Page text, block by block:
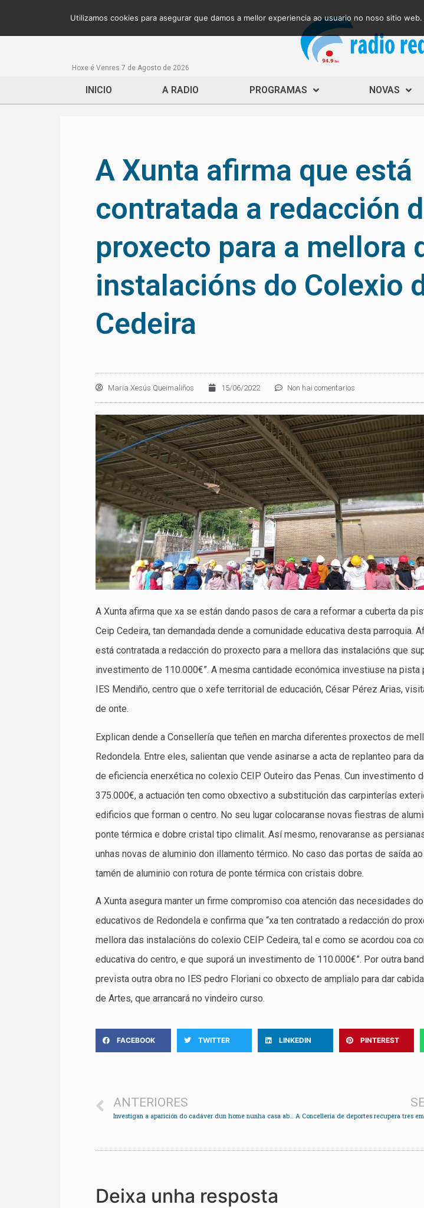
Hoxe é Venres 7 de Agosto de 2026
INICIO A RADIO PROGRAMAS NOVAS
A Xunta afirma que está
contratada a redacción
proxecto para a mellora
instalacións do Colexio
Cedeira
Maria Xesús Queimaliños 15/06/2022 Non hai comentarios
A Xunta afirma que xa se están dando pasos de cara a reformar a cuberta da
Ceip Cedeira, tan demandada dende a comunidade educativa desta parroquia.
está contratada a redacción do proxecto para a mellora das instalacións que
investimento de 110.000€”. A mesma cantidade económica investiuse na
IES Mendiño, centro que o xefe territorial de educación, César Pérez Arias,
de onte.
Explican dende a Consellería que teñen en marcha diferentes proxectos de
Redondela. Entre eles, salientan que vende asinarse a acta de replanteo para
de eficiencia enerxética no colexio CEIP Outeiro das Penas. Cun investimento
375.000€, a actuación ten como obxectivo a substitución das carpinterías
edificios que forman o centro. No seu lugar colocaranse novas fiestras de
ponte térmica e dobre cristal tipo climalit. Así mesmo, renovaranse as
unhas novas de aluminio don illamento térmico. No caso das portas de saída
tamén de aluminio con rotura de ponte térmica con cristais dobre.
A Xunta asegura manter un firme compromiso coa atención das necesidades
educativos de Redondela e confirma que “xa ten contratado a redacción do
mellora das instalacións do colexio CEIP Cedeira, tal e como se acordou coa
educativa do centro, e que suporá un investimento de 110.000€”. Por outra
prevista outra obra no IES pedro Floriani co obxecto de amplialo para dar
de Artes, que arrancará no vindeiro curso.
FACEBOOK TWITTER LINKEDIN PINTEREST
ANTERIORES
Deixa unha resposta
Utilizamos cookies para asegurar que damos a mellor experiencia ao usuario no noso sitio